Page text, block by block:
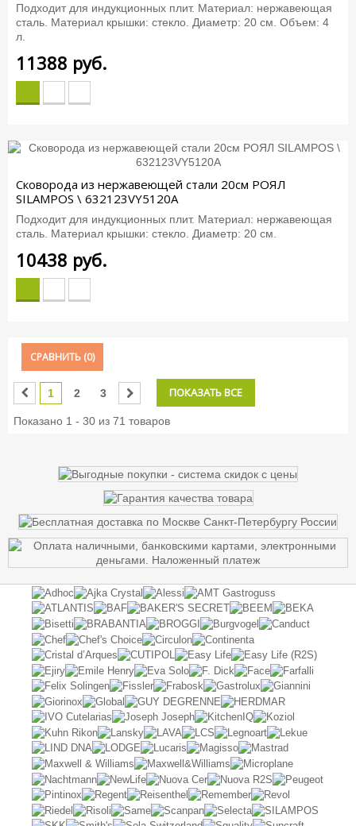
Подходит для индукционных плит. Материал: нержавеющая
сталь. Материал крышки: стекло. Диаметр: 20 см. Объем: 4
л.
11388 руб.
Сковорода из нержавеющей стали 20см РОЯЛ
SILAMPOS \ 632123VY5120A
Подходит для индукционных плит. Материал: нержавеющая
сталь. Материал крышки: стекло. Диаметр: 20 см.
10438 руб.
СРАВНИТЬ (0)
ПОКАЗАТЬ ВСЕ
1 2 3
Показано 1 - 30 из 71 товаров